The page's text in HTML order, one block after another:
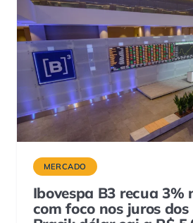
MERCADO
Ibovespa B3 recua 3%
com foco nos juros dos